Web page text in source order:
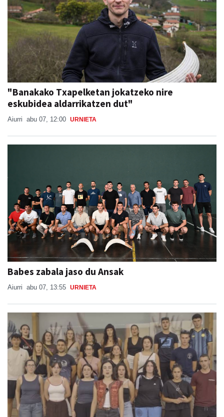
"Banakako Txapelketan jokatzeko nire
eskubidea aldarrikatzen dut"
Aiurri abu 07, 12:00 URNIETA
Babes zabala jaso du Ansak
Aiurri abu 07, 13:55 URNIETA